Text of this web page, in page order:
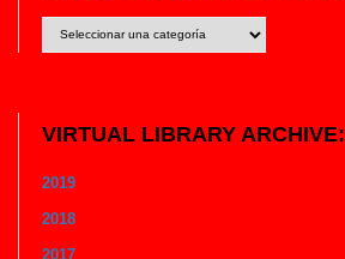
VIRTUAL
VIRTUAL LIBRARY ARCHIVE:
2019
2018
2017